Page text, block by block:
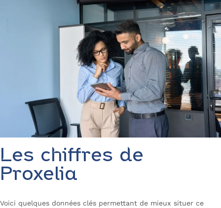
Les chiffres de
Proxelia
Voici quelques données clés permettant de mieux situer ce